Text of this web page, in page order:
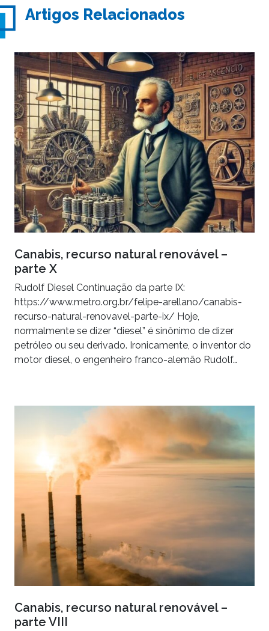
Artigos Relacionados
Canabis, recurso natural renovável –
parte X
Rudolf Diesel Continuação da parte IX:
https://www.metro.org.br/felipe-arellano/canabis-
recurso-natural-renovavel-parte-ix/ Hoje,
normalmente se dizer “diesel” é sinônimo de dizer
petróleo ou seu derivado. Ironicamente, o inventor do
motor diesel, o engenheiro franco-alemão Rudolf…
Canabis, recurso natural renovável –
parte VIII